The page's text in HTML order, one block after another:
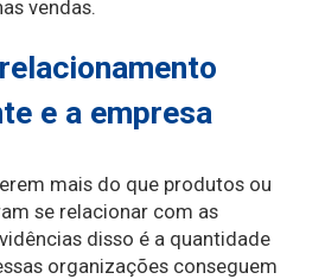
vendas.
e a empresa
mais do que produtos ou
se relacionar com as
disso é a quantidade
organizações conseguem